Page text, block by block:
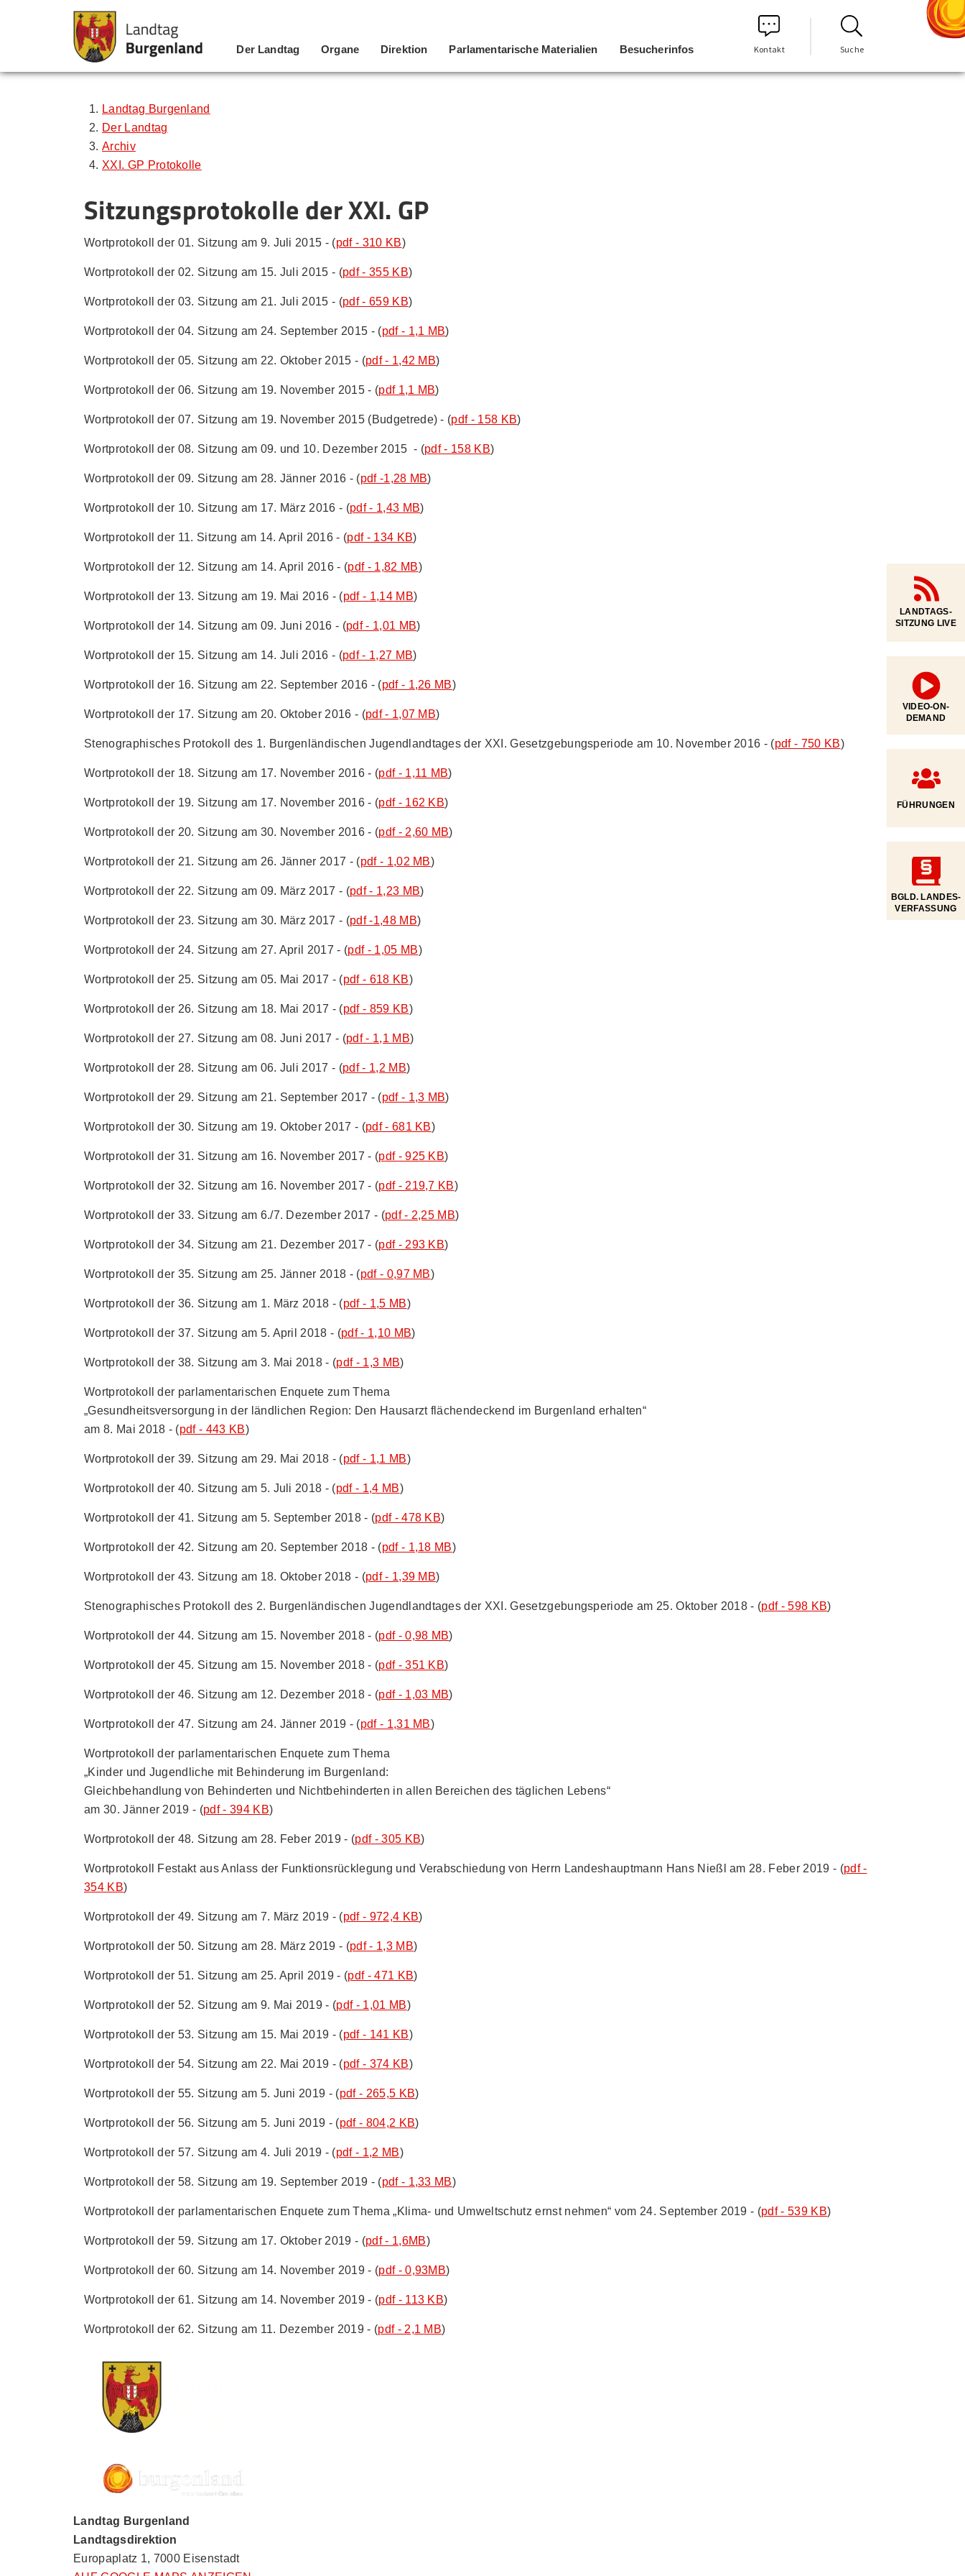
Zum Inhalt
Zum Menü
Zur Suche
Der Landtag Organe Direktion Parlamentarische Materialien Besucherinfos Kontakt Suche
Landtag Burgenland
Der Landtag
Archiv
XXI. GP Protokolle
Sitzungsprotokolle der XXI. GP
Wortprotokoll der 01. Sitzung am 9. Juli 2015 - (pdf - 310 KB)
Wortprotokoll der 02. Sitzung am 15. Juli 2015 - (pdf - 355 KB)
Wortprotokoll der 03. Sitzung am 21. Juli 2015 - (pdf - 659 KB)
Wortprotokoll der 04. Sitzung am 24. September 2015 - (pdf - 1,1 MB)
Wortprotokoll der 05. Sitzung am 22. Oktober 2015 - (pdf - 1,42 MB)
Wortprotokoll der 06. Sitzung am 19. November 2015 - (pdf 1,1 MB)
Wortprotokoll der 07. Sitzung am 19. November 2015 (Budgetrede) - (pdf - 158 KB)
Wortprotokoll der 08. Sitzung am 09. und 10. Dezember 2015 - (pdf - 158 KB)
Wortprotokoll der 09. Sitzung am 28. Jänner 2016 - (pdf -1,28 MB)
Wortprotokoll der 10. Sitzung am 17. März 2016 - (pdf - 1,43 MB)
Wortprotokoll der 11. Sitzung am 14. April 2016 - (pdf - 134 KB)
Wortprotokoll der 12. Sitzung am 14. April 2016 - (pdf - 1,82 MB)
Wortprotokoll der 13. Sitzung am 19. Mai 2016 - (pdf - 1,14 MB)
Wortprotokoll der 14. Sitzung am 09. Juni 2016 - (pdf - 1,01 MB)
Wortprotokoll der 15. Sitzung am 14. Juli 2016 - (pdf - 1,27 MB)
Wortprotokoll der 16. Sitzung am 22. September 2016 - (pdf - 1,26 MB)
Wortprotokoll der 17. Sitzung am 20. Oktober 2016 - (pdf - 1,07 MB)
Stenographisches Protokoll des 1. Burgenländischen Jugendlandtages der XXI. Gesetzgebungsperiode am 10. November 2016 - (pdf - 750 KB)
Wortprotokoll der 18. Sitzung am 17. November 2016 - (pdf - 1,11 MB)
Wortprotokoll der 19. Sitzung am 17. November 2016 - (pdf - 162 KB)
Wortprotokoll der 20. Sitzung am 30. November 2016 - (pdf - 2,60 MB)
Wortprotokoll der 21. Sitzung am 26. Jänner 2017 - (pdf - 1,02 MB)
Wortprotokoll der 22. Sitzung am 09. März 2017 - (pdf - 1,23 MB)
Wortprotokoll der 23. Sitzung am 30. März 2017 - (pdf -1,48 MB)
Wortprotokoll der 24. Sitzung am 27. April 2017 - (pdf - 1,05 MB)
Wortprotokoll der 25. Sitzung am 05. Mai 2017 - (pdf - 618 KB)
Wortprotokoll der 26. Sitzung am 18. Mai 2017 - (pdf - 859 KB)
Wortprotokoll der 27. Sitzung am 08. Juni 2017 - (pdf - 1,1 MB)
Wortprotokoll der 28. Sitzung am 06. Juli 2017 - (pdf - 1,2 MB)
Wortprotokoll der 29. Sitzung am 21. September 2017 - (pdf - 1,3 MB)
Wortprotokoll der 30. Sitzung am 19. Oktober 2017 - (pdf - 681 KB)
Wortprotokoll der 31. Sitzung am 16. November 2017 - (pdf - 925 KB)
Wortprotokoll der 32. Sitzung am 16. November 2017 - (pdf - 219,7 KB)
Wortprotokoll der 33. Sitzung am 6./7. Dezember 2017 - (pdf - 2,25 MB)
Wortprotokoll der 34. Sitzung am 21. Dezember 2017 - (pdf - 293 KB)
Wortprotokoll der 35. Sitzung am 25. Jänner 2018 - (pdf - 0,97 MB)
Wortprotokoll der 36. Sitzung am 1. März 2018 - (pdf - 1,5 MB)
Wortprotokoll der 37. Sitzung am 5. April 2018 - (pdf - 1,10 MB)
Wortprotokoll der 38. Sitzung am 3. Mai 2018 - (pdf - 1,3 MB)
Wortprotokoll der parlamentarischen Enquete zum Thema
„Gesundheitsversorgung in der ländlichen Region: Den Hausarzt flächendeckend im Burgenland erhalten“
am 8. Mai 2018 - (pdf - 443 KB)
Wortprotokoll der 39. Sitzung am 29. Mai 2018 - (pdf - 1,1 MB)
Wortprotokoll der 40. Sitzung am 5. Juli 2018 - (pdf - 1,4 MB)
Wortprotokoll der 41. Sitzung am 5. September 2018 - (pdf - 478 KB)
Wortprotokoll der 42. Sitzung am 20. September 2018 - (pdf - 1,18 MB)
Wortprotokoll der 43. Sitzung am 18. Oktober 2018 - (pdf - 1,39 MB)
Stenographisches Protokoll des 2. Burgenländischen Jugendlandtages der XXI. Gesetzgebungsperiode am 25. Oktober 2018 - (pdf - 598 KB)
Wortprotokoll der 44. Sitzung am 15. November 2018 - (pdf - 0,98 MB)
Wortprotokoll der 45. Sitzung am 15. November 2018 - (pdf - 351 KB)
Wortprotokoll der 46. Sitzung am 12. Dezember 2018 - (pdf - 1,03 MB)
Wortprotokoll der 47. Sitzung am 24. Jänner 2019 - (pdf - 1,31 MB)
Wortprotokoll der parlamentarischen Enquete zum Thema
„Kinder und Jugendliche mit Behinderung im Burgenland:
Gleichbehandlung von Behinderten und Nichtbehinderten in allen Bereichen des täglichen Lebens“
am 30. Jänner 2019 - (pdf - 394 KB)
Wortprotokoll der 48. Sitzung am 28. Feber 2019 - (pdf - 305 KB)
Wortprotokoll Festakt aus Anlass der Funktionsrücklegung und Verabschiedung von Herrn Landeshauptmann Hans Nießl am 28. Feber 2019 - (pdf -
354 KB)
Wortprotokoll der 49. Sitzung am 7. März 2019 - (pdf - 972,4 KB)
Wortprotokoll der 50. Sitzung am 28. März 2019 - (pdf - 1,3 MB)
Wortprotokoll der 51. Sitzung am 25. April 2019 - (pdf - 471 KB)
Wortprotokoll der 52. Sitzung am 9. Mai 2019 - (pdf - 1,01 MB)
Wortprotokoll der 53. Sitzung am 15. Mai 2019 - (pdf - 141 KB)
Wortprotokoll der 54. Sitzung am 22. Mai 2019 - (pdf - 374 KB)
Wortprotokoll der 55. Sitzung am 5. Juni 2019 - (pdf - 265,5 KB)
Wortprotokoll der 56. Sitzung am 5. Juni 2019 - (pdf - 804,2 KB)
Wortprotokoll der 57. Sitzung am 4. Juli 2019 - (pdf - 1,2 MB)
Wortprotokoll der 58. Sitzung am 19. September 2019 - (pdf - 1,33 MB)
Wortprotokollder parlamentarischen Enquete zum Thema„Klima- und Umweltschutz ernst nehmen“ vom 24. September 2019 - (pdf - 539 KB)
Wortprotokoll der 59. Sitzung am 17. Oktober 2019 - (pdf - 1,6MB)
Wortprotokoll der 60. Sitzung am 14. November 2019 - (pdf - 0,93MB)
Wortprotokoll der 61. Sitzung am 14. November 2019 - (pdf - 113 KB)
Wortprotokoll der 62. Sitzung am 11. Dezember 2019 - (pdf - 2,1 MB)
Landtag Burgenland
Landtagsdirektion
Europaplatz 1, 7000 Eisenstadt
LANDTAGS-
SITZUNG LIVE
VIDEO-ON-
DEMAND
FÜHRUNGEN
BGLD. LANDES­
VERFASSUNG